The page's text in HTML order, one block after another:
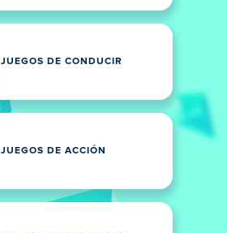
JUEGOS DE CONDUCIR
JUEGOS DE ACCIÓN